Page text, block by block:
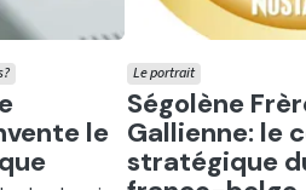
le
Ecouter
Ségolène
Gallienne: le
stratégique
Le portrait